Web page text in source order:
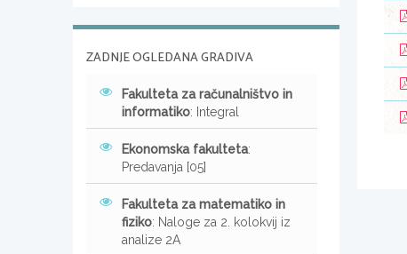
ZADNJE OGLEDANA GRADIVA
Fakulteta za računalništvo in
informatiko: Integral
Ekonomska fakulteta:
Predavanja [05]
Fakulteta za matematiko in
fiziko: Naloge za 2. kolokvij iz
analize 2A